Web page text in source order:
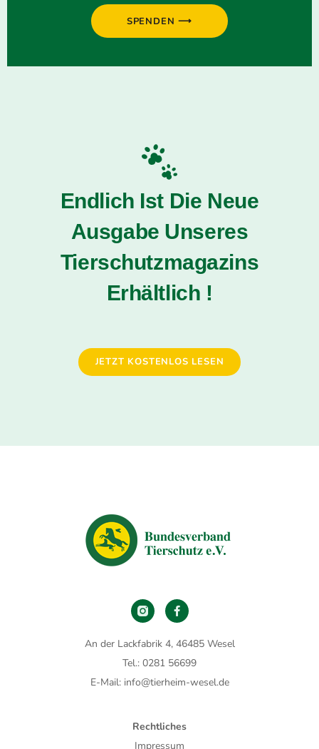
SPENDEN ⟶
Endlich Ist Die Neue
Ausgabe Unseres
Tierschutzmagazins
Erhältlich !
JETZT KOSTENLOS LESEN
An der Lackfabrik 4, 46485 Wesel
Tel.: 0281 56699
E-Mail: info@tierheim-wesel.de
Rechtliches
Impressum